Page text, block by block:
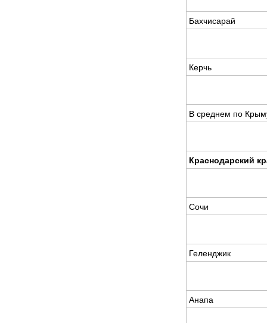
Бахчисарай
Керчь
В среднем по
Краснодарский
Сочи
Геленджик
Анапа